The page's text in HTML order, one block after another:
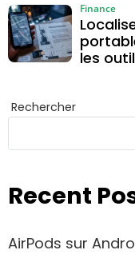
les
Finance
Rechercher
Recent
AirPods sur